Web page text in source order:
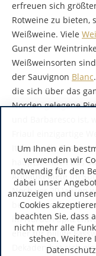
erfreuen sich
Rotweine zu bieten,
Weißweine. Viele
Gunst der
Weißweinsorten
der Sauvignon Blanc
die sich über das
Norden gelegene
Italiens, die
hauptsächlich aus
Anbaugebiete im
Noch vor 20 Jahren
besonders durch
im Norden
eher für billige
Dekaden hat sich
Um Ihnen ein
verwenden wir
notwendig für den
dabei unser
anzuzeigen und
Cookies
beachten Sie, dass
nicht mehr alle
stehen. Weitere